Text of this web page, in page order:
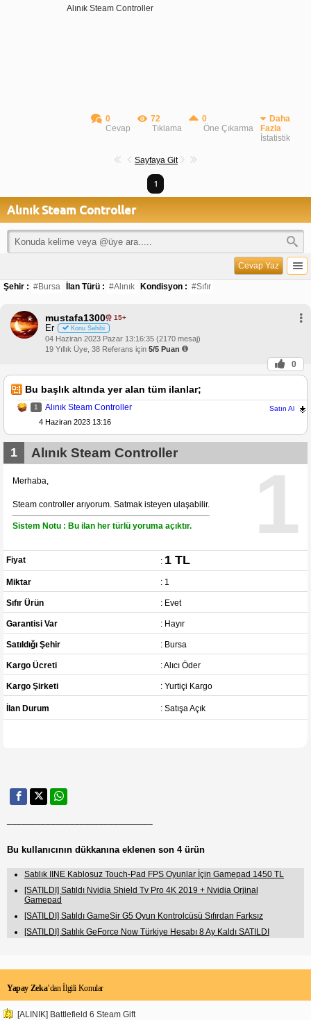
Alınık Steam Controller
0
Cevap
72
Tıklama
0
Öne Çıkarma
Daha
Fazla
İstatistik
Sayfaya Git
1
Alınık Steam Controller
Cevap Yaz
Şehir : #Bursa İlan Türü : #Alınık Kondisyon : #Sıfır
mustafa1300 15+
Er Konu Sahibi
04 Haziran 2023 Pazar 13:16:35 (2170 mesaj)
19 Yıllık Üye, 38 Referans için 5/5 Puan
0
Bu başlık altında yer alan tüm ilanlar;
1 Alınık Steam Controller Satın Al
4 Haziran 2023 13:16
1
1 Alınık Steam Controller
Merhaba,
Steam controller arıyorum. Satmak isteyen ulaşabilir.
Sistem Notu : Bu ilan her türlü yoruma açıktır.
Fiyat : 1 TL
Miktar : 1
Sıfır Ürün : Evet
Garantisi Var : Hayır
Satıldığı Şehir : Bursa
Kargo Ücreti : Alıcı Öder
Kargo Şirketi : Yurtiçi Kargo
İlan Durum : Satışa Açık
Bu kullanıcının dükkanına eklenen son 4 ürün
Satılık IINE Kablosuz Touch-Pad FPS Oyunlar İçin Gamepad 1450 TL
[SATILDI] Satıldı Nvidia Shield Tv Pro 4K 2019 + Nvidia Orjinal
Gamepad
[SATILDI] Satıldı GameSir G5 Oyun Kontrolcüsü Sıfırdan Farksız
[SATILDI] Satılık GeForce Now Türkiye Hesabı 8 Ay Kaldı SATILDI
Yapay Zeka’dan İlgili Konular
[ALINIK] Battlefield 6 Steam Gift